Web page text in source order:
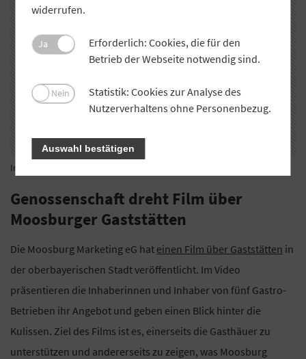
Impression aus dem Video.
Genossenschaft dreht Film über
Moosburger Gaststätten
Die Moosburg Marketing eG hat einen Film über Gaststätten in
der oberbayerischen Stadt veröffentlicht. Im Video
präsentieren die Inhaberinnen und Inhaber von fünf Gastro-
Betrieben ihr Angebot und geben einen Blick hinter die
Kulissen. Ziel des Films ist es, einerseits die Gasthäuer zu
unterstützen und andererseits zu zeigen, was Moosburg
widerrufen.
Ja
Erforderlich: Cookies, die für den
Betrieb der Webseite notwendig sind.
Nein
Statistik: Cookies zur Analyse des
Nutzerverhaltens ohne Personenbezug.
Auswahl bestätigen